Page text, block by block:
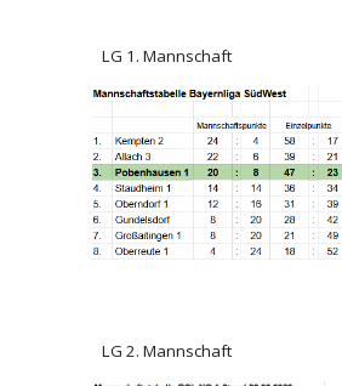
LG 1. Mannschaft
LG2. Mannschaft